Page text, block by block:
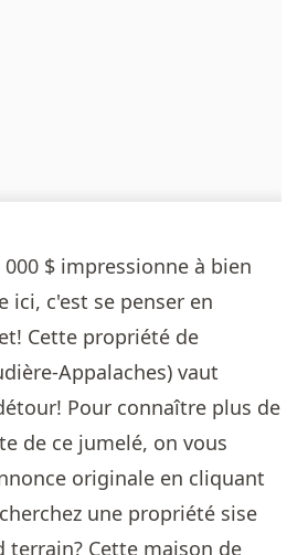
000 $ impressionne à bien
ici, c'est se penser en
Cette propriété de
Appalaches) vaut
Pour connaître plus de
de ce jumelé, on vous
originale en cliquant
une propriété sise
terrain? Cette maison de